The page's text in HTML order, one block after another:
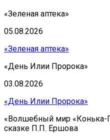
«Зеленая аптека»
05.08.2026
«Зеленая аптека»
«День Илии Пророка»
03.08.2026
«День Илии Пророка»
«Волшебный мир «Конька-
сказке П.П. Ершова